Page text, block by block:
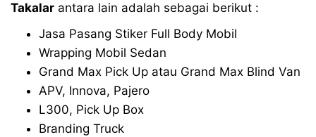
Takalar antara lain adalah sebagai berikut :
Jasa Pasang Stiker Full Body Mobil
Wrapping Mobil Sedan
Grand Max Pick Up atau Grand Max Blind Van
APV, Innova, Pajero
L300, Pick Up Box
Branding Truck